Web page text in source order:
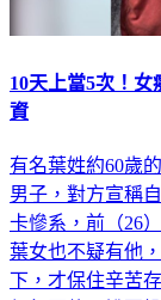
10天上當5次！
資
有名葉姓約60歲
男子，對方宣稱
卡慘系，前（26
葉女也不疑有他
下，才保住辛苦